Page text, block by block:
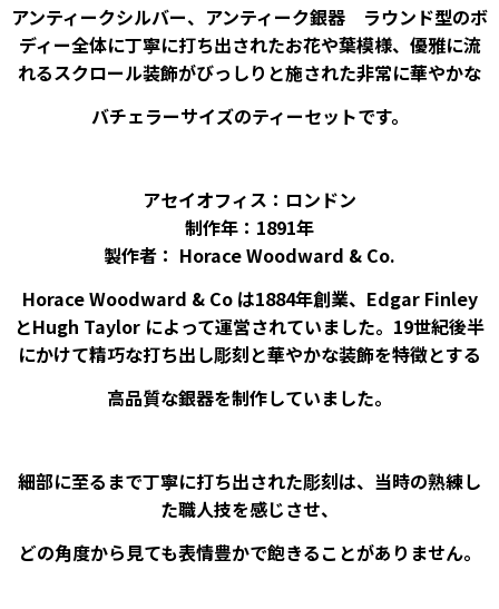
アンティークシルバー、アンティーク銀器 ラウンド型のボ
ディー全体に丁寧に打ち出されたお花や葉模様、優雅に流
れるスクロール装飾がびっしりと施された非常に華やかな
バチェラーサイズのティーセットです。
アセイオフィス：ロンドン
制作年：1891年
製作者： Horace Woodward & Co.
Horace Woodward & Co は1884年創業、Edgar Finley
とHugh Taylor によって運営されていました。19世紀後半
にかけて精巧な打ち出し彫刻と華やかな装飾を特徴とする
高品質な銀器を制作していました。
細部に至るまで丁寧に打ち出された彫刻は、当時の熟練し
た職人技を感じさせ、
どの角度から見ても表情豊かで飽きることがありません。